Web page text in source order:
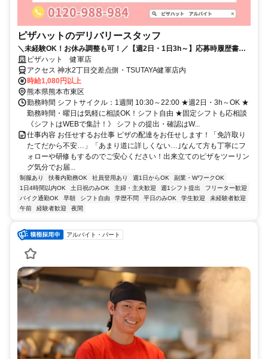
ピザハットのデリバリースタッフ
＼未経験OK！お休み調整も可！／【週2日・1日3h～】応募時履歴書不
要！ピザハット 健軍店
アクセス 神水2丁目交差点側・TSUTAYA健軍店内
時給1,080円以上
熊本県熊本市東区
勤務時間 シフトサイクル：1週間 10:30～22:00 ★週2日・3h～OK ★
勤務時間・曜日は気軽に相談OK！シフト自由 ★固定シフトも応相談
《シフトはWEBで集計！》 シフトの提出・確認はW...
仕事内容 お任せするお仕事 ピザの配達をお任せします！「免許取り
たてだから不安…」「あまり道に詳しくない…｣なんて方も丁寧にフ
ォローや研修もするのでご安心ください！出来立てのピザをツーリン
グ気分でお届...
制服あり 扶養内勤務OK 社員登用あり 週1日からOK
副業・WワークOK
1日4時間以内OK
土日祝のみOK 主婦・主夫歓迎 週1シフト提出
フリーター歓迎
バイク通勤OK
早朝 シフト自由 学歴不問 平日のみOK 学生歓迎
未経験者歓迎
午前
経験者歓迎 夜間
アルバイト・パート